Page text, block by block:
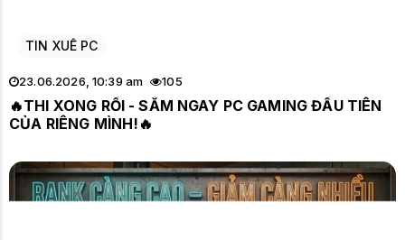
TIN XUÊ PC
23.06.2026, 10:39 am 105
🔥THI XONG RỒI - SẮM NGAY PC GAMING ĐẦU TIÊN
CỦA RIÊNG MÌNH!🔥